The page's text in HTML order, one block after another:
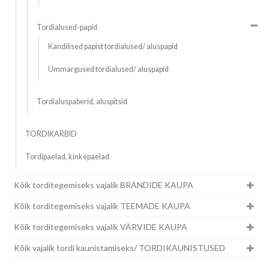
Tordialused-papid
Kandilised papist tordialused/ aluspapid
Ümmargused tordialused/ aluspapid
Tordialuspaberid, aluspitsid
TORDIKARBID
Tordipaelad, kinkepaelad
Kõik torditegemiseks vajalik BRÄNDIDE KAUPA
Kõik torditegemiseks vajalik TEEMADE KAUPA
Kõik torditegemiseks vajalik VÄRVIDE KAUPA
Kõik vajalik tordi kaunistamiseks/ TORDIKAUNISTUSED